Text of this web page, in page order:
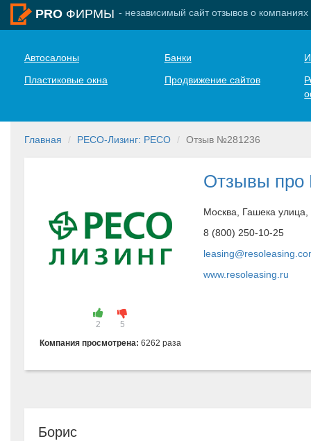
PRO ФИРМЫ - независимый сайт отзывов о компаниях
Автосалоны Банки
Пластиковые окна
Продвижение сайтов
Главная РЕСО-Лизинг: РЕСО Отзыв №281236
2
5
Компания просмотрена:6262 раза
Отзывы про
Москва, Гашека
8 (800) 250-10-25
www.resoleasing.ru
Борис